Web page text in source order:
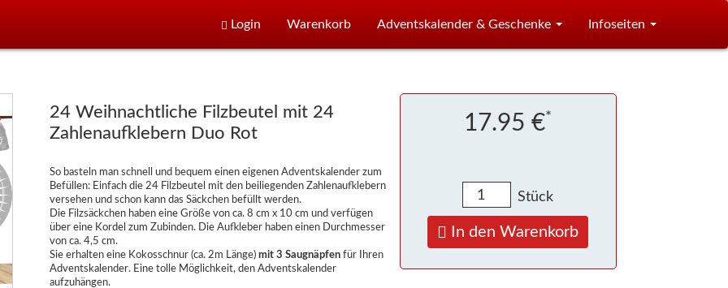
Login Warenkorb Adventskalender & Geschenke Infoseiten
24 Weihnachtliche Filzbeutel mit 24
Zahlenaufklebern Duo Rot
So basteln man schnell und bequem einen eigenen Adventskalender zum
Befüllen: Einfach die 24 Filzbeutel mit den beiliegenden Zahlenaufklebern
versehen und schon kann das Säckchen befüllt werden.
Die Filzsäckchen haben eine Größe von ca. 8 cm x 10 cm und verfügen
über eine Kordel zum Zubinden. Die Aufkleber haben einen Durchmesser
von ca. 4,5 cm.
Sie erhalten eine Kokosschnur (ca. 2m Länge) mit 3 Saugnäpfenfür Ihren
Adventskalender. Eine tolle Möglichkeit, den Adventskalender
aufzuhängen.
17.95 €*
Stück
In den Warenkorb